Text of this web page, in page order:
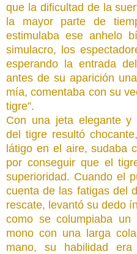
que la dificultad de la
la mayor parte de
estimulaba ese anhelo
simulacro, los
esperando la entrada
antes de su aparición
mía, comentaba con su
tigre”.
Con una jeta elegante y
del tigre resultó
látigo en el aire, sudaba
por conseguir que el
superioridad. Cuando el
cuenta de las fatigas del
rescate, levantó su dedo
como se columpiaba un
mono con una larga
mano, su habilidad